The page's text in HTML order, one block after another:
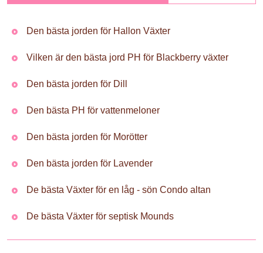
Den bästa jorden för Hallon Växter
Vilken är den bästa jord PH för Blackberry växter
Den bästa jorden för Dill
Den bästa PH för vattenmeloner
Den bästa jorden för Morötter
Den bästa jorden för Lavender
De bästa Växter för en låg - sön Condo altan
De bästa Växter för septisk Mounds